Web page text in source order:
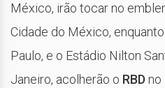
México, irão tocar no
Cidade do México,
Paulo, e o Estádio Nilton
Janeiro, acolherão o RBD no